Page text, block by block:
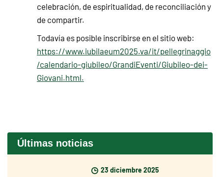
celebración, de espiritualidad, de reconciliación y
de compartir.
Todavía es posible inscribirse en el sitio web:
https://www.iubilaeum2025.va/it/pellegrinaggio
/calendario-giubileo/GrandiEventi/Giubileo-dei-
Giovani.html.
Últimas noticias
23 diciembre 2025